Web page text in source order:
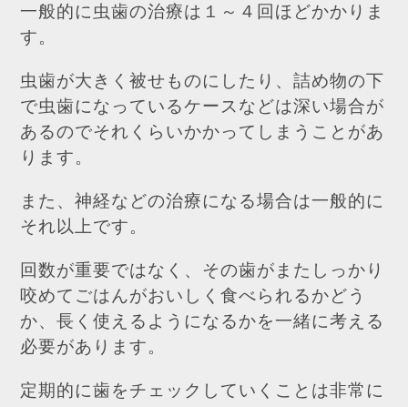
一般的に虫歯の治療は１～４回ほどかかりま
す。
虫歯が大きく被せものにしたり、詰め物の下
で虫歯になっているケースなどは深い場合が
あるのでそれくらいかかってしまうことがあ
ります。
また、神経などの治療になる場合は一般的に
それ以上です。
回数が重要ではなく、その歯がまたしっかり
咬めてごはんがおいしく食べられるかどう
か、長く使えるようになるかを一緒に考える
必要があります。
定期的に歯をチェックしていくことは非常に